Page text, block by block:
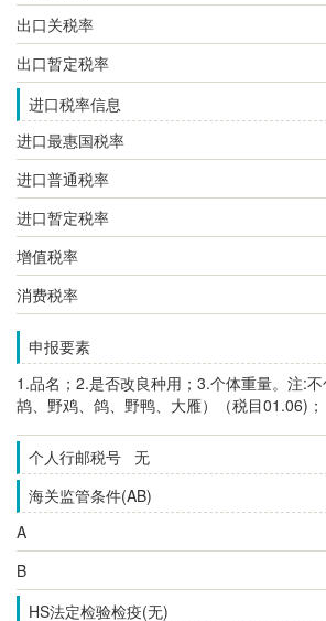
出口关税率
出口暂定税率
进口税率信息
进口最惠国税率
进口普通税率
进口暂定税率
增值税率
消费税率
申报要素
1.品名；2.是否改良种用；3.个体重量。注:
鸪、野鸡、鸽、野鸭、大雁）（税目01.06)；
个人行邮税号 无
海关监管条件(AB)
A
B
HS法定检验检疫(无)